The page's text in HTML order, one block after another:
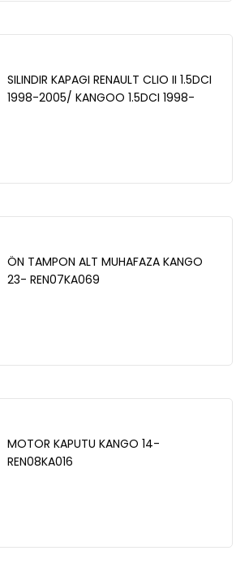
SILINDIR KAPAGI RENAULT CLIO II 1.5DCI
1998-2005/ KANGOO 1.5DCI 1998-
ÖN TAMPON ALT MUHAFAZA KANGO
23- REN07KA069
MOTOR KAPUTU KANGO 14-
REN08KA016